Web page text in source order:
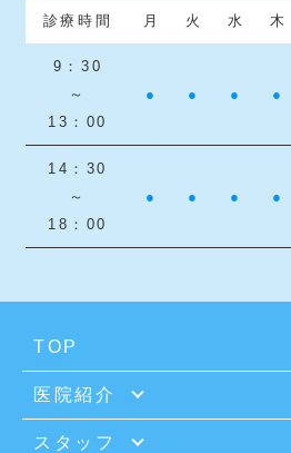
診療時間 月 火 水 木
9：30
～
13：00
● ● ● ●
14：30
～
18：00
● ● ● ●
TOP
医院紹介
スタッフ